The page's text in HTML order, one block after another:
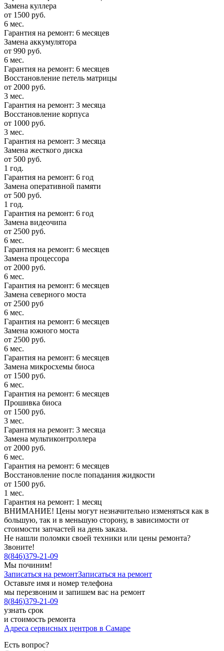
Замена куллера
от 1500 руб.
6 мес.
Гарантия на ремонт: 6 месяцев
Замена аккумулятора
от 990 руб.
6 мес.
Гарантия на ремонт: 6 месяцев
Восстановление петель матрицы
от 2000 руб.
3 мес.
Гарантия на ремонт: 3 месяца
Восстановление корпуса
от 1000 руб.
3 мес.
Гарантия на ремонт: 3 месяца
Замена жесткого диска
от 500 руб.
1 год.
Гарантия на ремонт: 6 год
Замена оперативной памяти
от 500 руб.
1 год.
Гарантия на ремонт: 6 год
Замена видеочипа
от 2500 руб.
6 мес.
Гарантия на ремонт: 6 месяцев
Замена процессора
от 2000 руб.
6 мес.
Гарантия на ремонт: 6 месяцев
Замена северного моста
от 2500 руб
6 мес.
Гарантия на ремонт: 6 месяцев
Замена южного моста
от 2500 руб.
6 мес.
Гарантия на ремонт: 6 месяцев
Замена микросхемы биоса
от 1500 руб.
6 мес.
Гарантия на ремонт: 6 месяцев
Прошивка биоса
от 1500 руб.
3 мес.
Гарантия на ремонт: 3 месяца
Замена мультиконтроллера
от 2000 руб.
6 мес.
Гарантия на ремонт: 6 месяцев
Восстановление после попадания жидкости
от 1500 руб.
1 мес.
Гарантия на ремонт: 1 месяц
ВНИМАНИЕ! Цены могут незначительно изменяться как в
большую, так и в меньшую сторону, в зависимости от
стоимости запчастей на день заказа.
Не нашли поломки своей техники или цены ремонта?
Звоните!
8(846)379-21-09
Мы починим!
Записаться на ремонтЗаписаться на ремонт
Оставьте имя и номер телефона
мы перезвоним и запишем вас на ремонт
8(846)379-21-09
узнать срок
и стоимость ремонта
Адреса сервисных центров в Самаре
Есть вопрос?